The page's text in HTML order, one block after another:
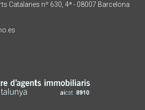
Catalanes nº 630, 4ª - 08007 Barcelona